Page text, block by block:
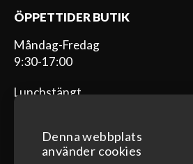
ÖPPETTIDER BUTIK
Måndag-Fredag
9:30-17:00
Lunchstängt
Denna webbplats
använder cookies